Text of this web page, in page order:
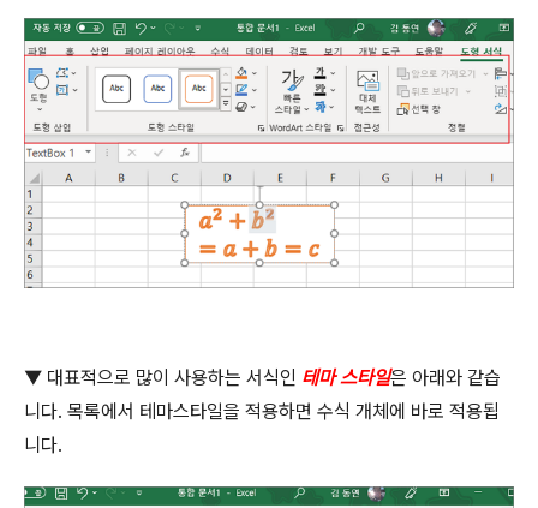
▼ 대표적으로 많이 사용하는 서식인 테마 스타일은 아래와 같습
니다. 목록에서 테마스타일을 적용하면 수식 개체에 바로 적용됩
니다.